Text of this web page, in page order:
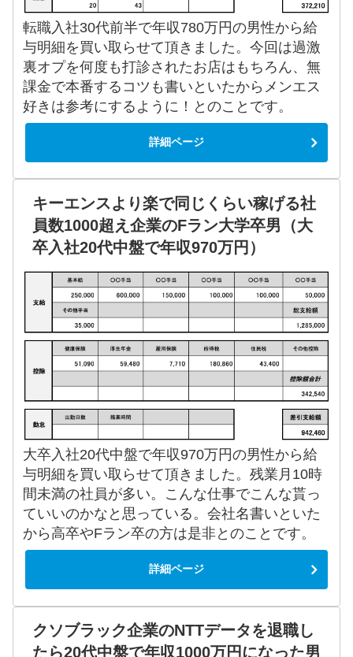
転職入社30代前半で年収780万円の男性から給
与明細を買い取らせて頂きました。今回は過激
裏オプを何度も打診されたお店はもちろん、無
課金で本番するコツも書いといたからメンエス
好きは参考にするように！とのことです。
詳細ページ
キーエンスより楽で同じくらい稼げる社
員数1000超え企業のFラン大学卒男（大
卒入社20代中盤で年収970万円）
大卒入社20代中盤で年収970万円の男性から給
与明細を買い取らせて頂きました。残業月10時
間未満の社員が多い。こんな仕事でこんな貰っ
ていいのかなと思っている。会社名書いといた
から高卒やFラン卒の方は是非とのことです。
詳細ページ
クソブラック企業のNTTデータを退職し
たら20代中盤で年収1000万円になった男